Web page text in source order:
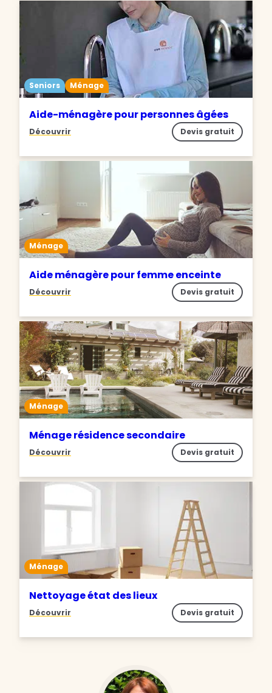
Seniors Ménage
Aide-ménagère pour personnes âgées
Découvrir Devis gratuit
Ménage
Aide ménagère pour femme enceinte
Découvrir Devis gratuit
Ménage
Ménage résidence secondaire
Découvrir Devis gratuit
Ménage
Nettoyage état des lieux
Découvrir Devis gratuit